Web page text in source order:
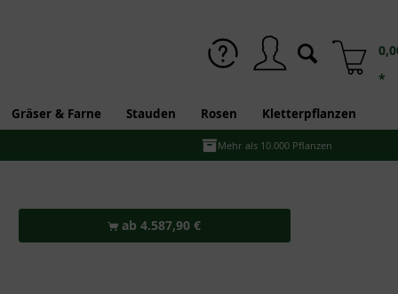
*
Gräser & Farne Stauden Rosen Kletterpflanzen
Mehr als 10.000 Pflanzen
ab 4.587,90 €